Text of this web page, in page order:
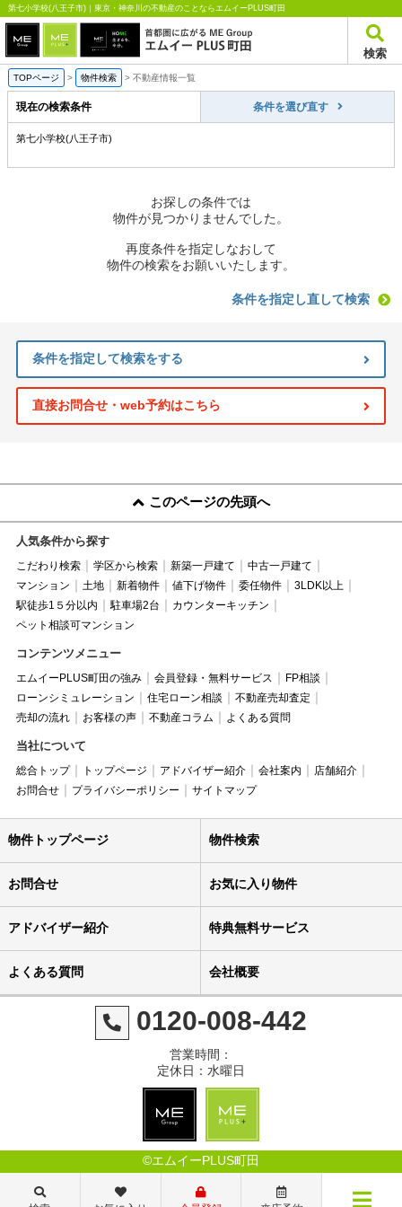
第七小学校(八王子市)｜東京・神奈川の不動産のことならエムイーPLUS町田
検索
TOPページ > 物件検索 > 不動産情報一覧
現在の検索条件 条件を選び直す
第七小学校(八王子市)
お探しの条件では
物件が見つかりませんでした。
再度条件を指定しなおして
物件の検索をお願いいたします。
条件を指定し直して検索
条件を指定して検索をする
直接お問合せ・web予約はこちら
このページの先頭へ
人気条件から探す
こだわり検索 学区から検索 新築一戸建て
中古一戸建て
マンション
土地 新着物件 値下げ物件 委任物件
3LDK以上
駅徒歩1５分以内
駐車場2台
カウンターキッチン
ペット相談可マンション
コンテンツメニュー
エムイーPLUS町田の強み 会員登録・無料サービス
FP相談
ローンシミュレーション
住宅ローン相談
不動産売却査定
売却の流れ
お客様の声 不動産コラム よくある質問
当社について
総合トップ トップページ アドバイザー紹介 会社案内
店舗紹介
お問合せ
プライバシーポリシー サイトマップ
物件トップページ 物件検索
お問合せ お気に入り物件
アドバイザー紹介 特典無料サービス
よくある質問 会社概要
0120-008-442
営業時間：
定休日：水曜日
©エムイーPLUS町田